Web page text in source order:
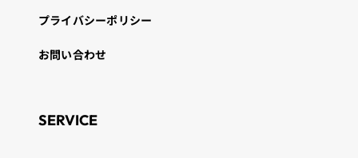
プライバシーポリシー
お問い合わせ
SERVICE